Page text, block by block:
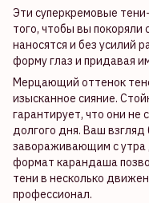
Эти суперкремовые
того, чтобы вы
наносятся и без усилий
форму глаз и придавая
Мерцающий оттенок
изысканное сияние.
гарантирует, что они не
долгого дня. Ваш
завораживающим с утра
формат карандаша
тени в несколько
профессионал.